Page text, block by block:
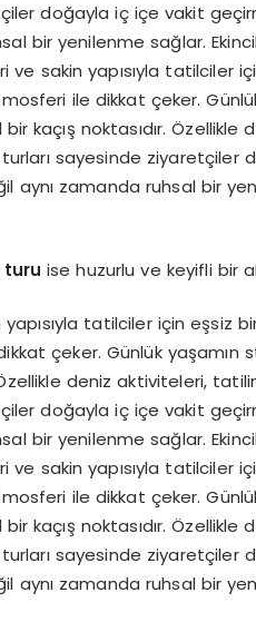
doğayla iç içe vakit
bir yenilenme sağlar.
ve sakin yapısıyla tatilciler
ile dikkat çeker.
kaçış noktasıdır. Özellikle
sayesinde ziyaretçiler
zamanda ruhsal bir
turu ise huzurlu ve keyifli bir
tatilciler için eşsiz
çeker. Günlük yaşamın
deniz aktiviteleri,
doğayla iç içe vakit
bir yenilenme sağlar.
ve sakin yapısıyla tatilciler
ile dikkat çeker.
kaçış noktasıdır. Özellikle
sayesinde ziyaretçiler
zamanda ruhsal bir